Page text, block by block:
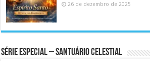
26 de dezembro de 2025
Série Especial – Santuário Celestial